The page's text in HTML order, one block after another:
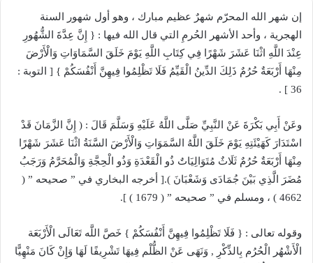
إن شهر الله المحرّم شهرٌ عظيم مبارك ، وهو أول شهور السنة
الهجرية ، وأحد الأشهر الحُرمِ التي قال الله فيها : { إِنَّ عِدَّةَ الشُّهُورِ
عِنْدَ اللَّهِ اثْنَا عَشَرَ شَهْرًا فِي كِتَابِ اللَّهِ يَوْمَ خَلَقَ السَّمَاوَاتِ وَالْأَرْضَ
مِنْهَا أَرْبَعَةٌ حُرُمٌ ذَلِكَ الدِّينُ الْقَيِّمُ فَلَا تَظْلِمُوا فِيهِنَّ أَنْفُسَكُمْ } [ التوبة :
36 ] .
وعَنْ أَبِي بَكْرَةَ عَنْ النَّبِيِّ صَلَّى اللَّهُ عَلَيْهِ وَسَلَّمَ قَالَ : ( إِنَّ الزَّمَانَ قَدْ
اسْتَدَارَ كَهَيْئَتِهِ يَوْمَ خَلَقَ اللَّهُ السَّمَوَاتِ وَالْأَرْضَ السَّنَةُ اثْنَا عَشَرَ شَهْرًا
مِنْهَا أَرْبَعَةٌ حُرُمٌ ثَلَاثٌ مُتَوَالِيَاتٌ ذُو الْقَعْدَةِ وَذُو الْحِجَّةِ وَالْمُحَرَّمُ وَرَجَبُ
مُضَرَ الَّذِي بَيْنَ جُمَادَى وَشَعْبَانَ ).[ أخرجه البخاري في ” صحيحه ” (
4662 ) ، ومسلم في ” صحيحه ” ( 1679 ) ].
وقوله تعالى : { فَلَا تَظْلِمُوا فِيهِنَّ أَنْفُسَكُمْ } خَصَّ اللَّه تَعَالَى الْأَرْبَعَة
الْأَشْهُر الْحُرُم بِالذِّكْرِ , وَنَهَى عَنْ الظُّلْم فِيهَا تَشْرِيفًا لَهَا وَإِنْ كَانَ مَنْهِيًّا